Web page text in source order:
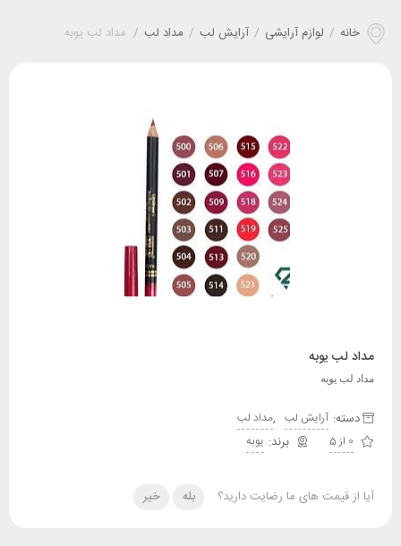
خانه / لوازم آرایشی / آرایش لب / مداد لب / مداد لب یوبه
مداد لب یوبه
مداد لب یوبه
دسته: آرایش لب ,مداد لب
0 از 5
یوبه
آیا از قیمت های ما رضایت دارید؟ بله خیر